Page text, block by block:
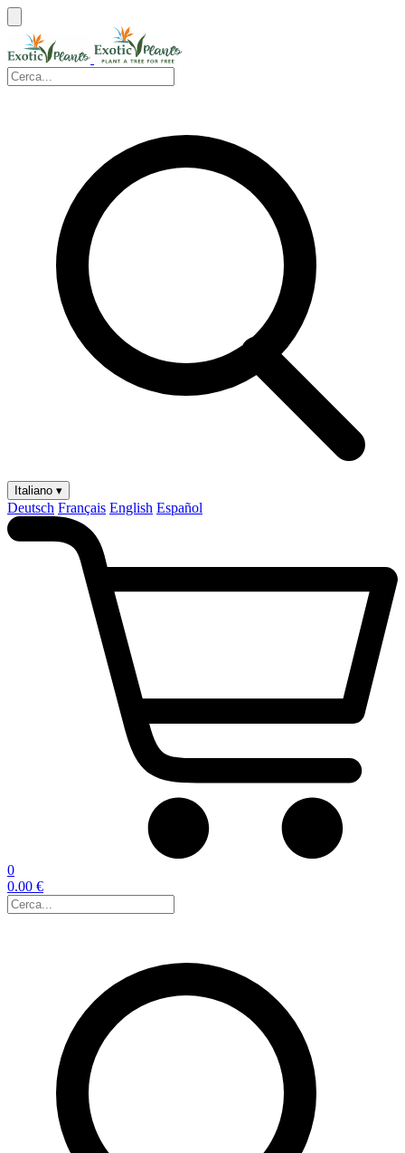
Italiano ▾
Deutsch Français English Español
0
0.00 €